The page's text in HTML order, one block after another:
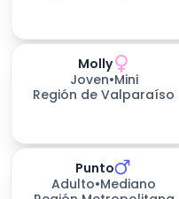
Molly
Joven•Mini
Región de Valparaíso
días esperando
Punto
Adulto•Mediano